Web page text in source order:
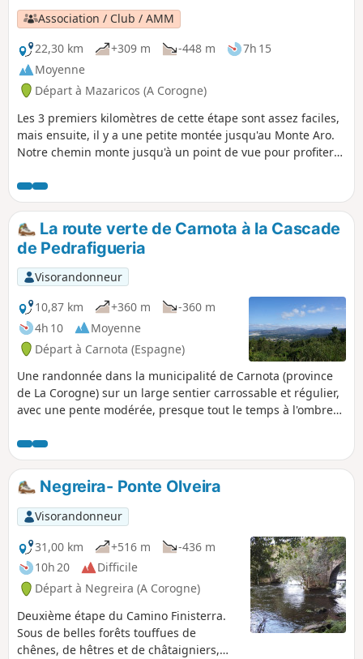
Association / Club / AMM
22,30 km
+309 m -448 m
7h 15
Moyenne
Départ à Mazaricos (A Corogne)
Les 3 premiers kilomètres de cette étape sont assez faciles,
mais ensuite, il y a une petite montée jusqu'au Monte Aro.
Notre chemin monte jusqu'à un point de vue pour profiter
sommet, car 500 mètres avant le sommet, il y a un virage à
droite et le début d'une descente raide sur un chemin de
terre. Dans la descente du Monte Aro, on peut profiter de
belles vues sur la vallée de Xallas, notamment sur le grand
lac artificiel de Fervenza.
La route verte de Carnota à la Cascade
de Pedrafigueria
Visorandonneur
10,87 km
+360 m
-360 m
4h 10
Moyenne
Départ à Carnota (Espagne)
Une randonnée dans la municipalité de Carnota (province
de La Corogne) sur un large sentier carrossable et régulier,
avec une pente modérée, presque tout le temps à l'ombre
eucalyptus mais aussi pins, chênes, lauriers et châtaigniers.
Les points de vue sur la côte, la plage et la montagne du
Monte Pindo sont sans cesse renouvelés. Sur le chemin,
quelques pétroglyphes. Au bout de la montée, la belle
cascade de Pedrafigueria.
Negreira- Ponte Olveira
Visorandonneur
31,00 km
+516 m
-436 m
10h 20
Difficile
Départ à Negreira (A Corogne)
Deuxième étape du Camino Finisterra.
Sous de belles forêts touffues de
chênes, de hêtres et de châtaigniers,